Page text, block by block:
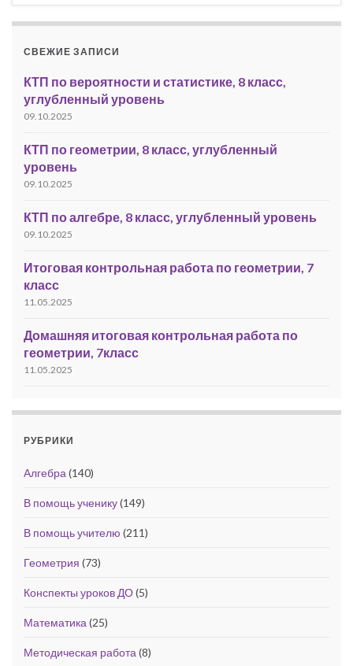
СВЕЖИЕ ЗАПИСИ
КТП по вероятности и статистике, 8 класс,
углубленный уровень
09.10.2025
КТП по геометрии, 8 класс, углубленный
уровень
09.10.2025
КТП по алгебре, 8 класс, углубленный уровень
09.10.2025
Итоговая контрольная работа по геометрии, 7
класс
11.05.2025
Домашняя итоговая контрольная работа по
геометрии, 7класс
11.05.2025
РУБРИКИ
Алгебра (140)
В помощь ученику(149)
В помощь учителю (211)
Геометрия (73)
Конспекты уроков ДО(5)
Математика (25)
Методическая работа (8)